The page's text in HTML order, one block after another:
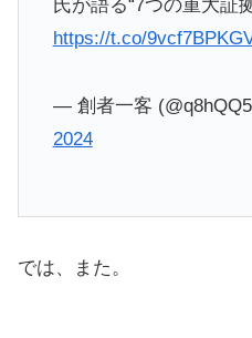
氏が語る“7つの重大証
https://t.co/
— 創者一客
2024
では、また。